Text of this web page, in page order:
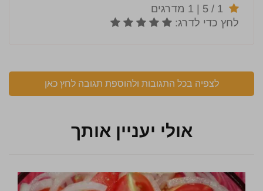
לצפיה בכל התגובות ולהוספת תגובה לחץ כאן
אולי יעניין אותך